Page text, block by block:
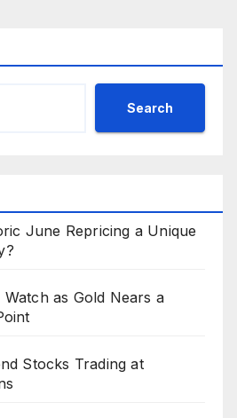
Search
June Repricing a Unique
as Gold Nears a
Stocks Trading at